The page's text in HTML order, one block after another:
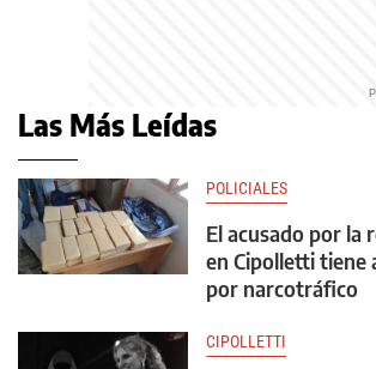
Las Más Leídas
POLICIALES
El acusado por la
en Cipolletti tiene
por narcotráfico
CIPOLLETTI